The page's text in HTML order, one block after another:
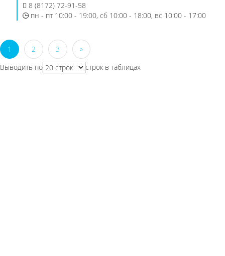
8 (8172) 72-91-58
пн - пт 10:00 - 19:00, сб 10:00 - 18:00, вс 10:00 - 17:00
1 2 3
»
Выводить по
строк в таблицах